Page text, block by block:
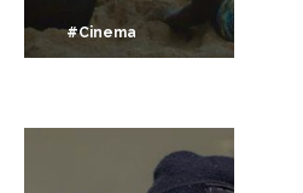
#Cinema